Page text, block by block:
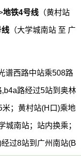
地铁4号线 （黄村站
线 （大学城南站 至 广
谱西路中站乘508路
路经过5站到奥林
；黄村站(H口)乘地
城南站；站内换乘；
过8站到广州南站(B